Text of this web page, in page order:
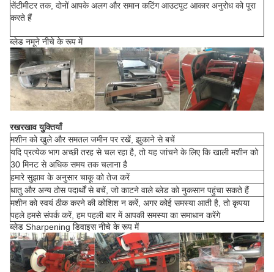
सेंटीमीटर तक, दोनों आपके अलग और समान कटिंग आउटपुट आकार अनुरोध को पूरा
करते हैं
ब्लेड नमूने नीचे के रूप में
रखरखाव युक्तियाँ
मशीन को खुले और समतल जमीन पर रखें, झुकाने से बचें
यदि प्रत्येक भाग अच्छी तरह से चल रहा है, तो यह जांचने के लिए कि खाली मशीन को
30 मिनट से अधिक समय तक चलाना है
हमारे सुझाव के अनुसार चाकू को तेज करें
धातु और अन्य ठोस पदार्थों से बचें, जो काटने वाले ब्लेड को नुकसान पहुंचा सकते हैं
मशीन को स्वयं ठीक करने की कोशिश न करें, अगर कोई समस्या आती है, तो कृपया
पहले हमसे संपर्क करें, हम पहली बार में आपकी समस्या का समाधान करेंगे
ब्लेड Sharpening डिवाइस नीचे के रूप में